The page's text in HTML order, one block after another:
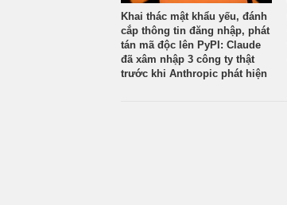
Khai thác mật khẩu yếu, đánh
cắp thông tin đăng nhập, phát
tán mã độc lên PyPI: Claude
đã xâm nhập 3 công ty thật
trước khi Anthropic phát hiện